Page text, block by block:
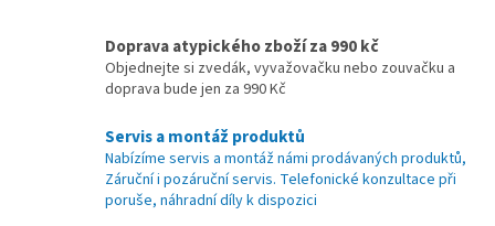
Doprava atypického zboží za 990 kč
Objednejte si zvedák, vyvažovačku nebo zouvačku a
doprava bude jen za 990 Kč
Servis a montáž produktů
Nabízíme servis a montáž námi prodávaných produktů,
Záruční i pozáruční servis. Telefonické konzultace při
poruše, náhradní díly k dispozici